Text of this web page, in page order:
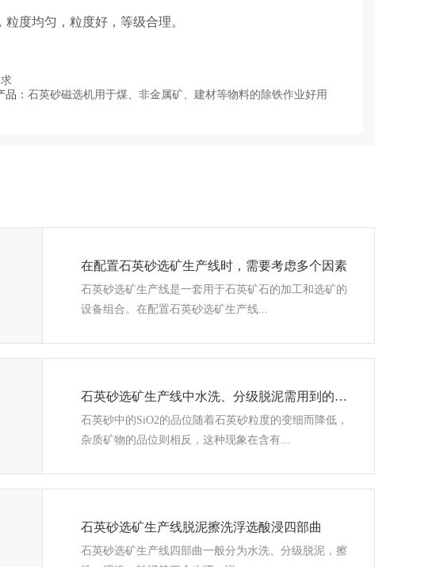
度均匀，粒度好，等级合理。
品： 石英砂磁选机用于煤、非金属矿、建材等物料的除铁作业好用
在配置石英砂选矿生产线时，需要考虑多个因素
石英砂选矿生产线是一套用于石英矿石的加工和选矿的
设备组合。在配置石英砂选矿生产线...
石英砂选矿生产线中水洗、分级脱泥需用到的设备有这些
石英砂中的SiO2的品位随着石英砂粒度的变细而降低，
杂质矿物的品位则相反，这种现象在含有...
石英砂选矿生产线脱泥擦洗浮选酸浸四部曲
石英砂选矿生产线四部曲​一般分为水洗、分级脱泥，​擦